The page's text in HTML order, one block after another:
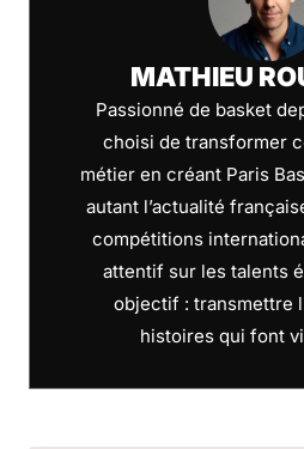
MATHIEU
Passionné de basket
choisi de transformer
métier en créant Paris
autant l’actualité
compétitions
attentif sur les talents
objectif : transmettre
histoires qui font